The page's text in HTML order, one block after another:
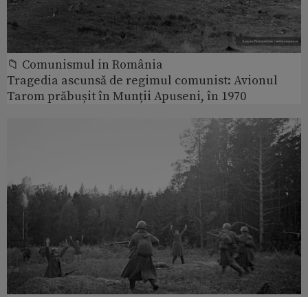
📁 Comunismul in România
Tragedia ascunsă de regimul comunist: Avionul
Tarom prăbușit în Munții Apuseni, în 1970